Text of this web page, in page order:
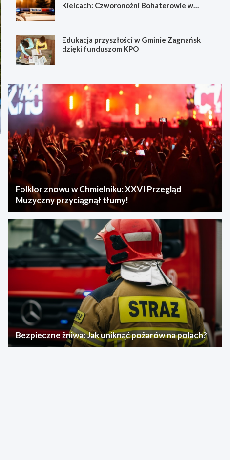
Kielcach: Czworonożni Bohaterowie w
Edukacja przyszłości w Gminie Zagnańsk
dzięki funduszom KPO
Folklor znowu w Chmielniku: XXVI Przegląd
Muzyczny przyciągnął tłumy!
Bezpieczne żniwa: Jak uniknąć pożarów na polach?